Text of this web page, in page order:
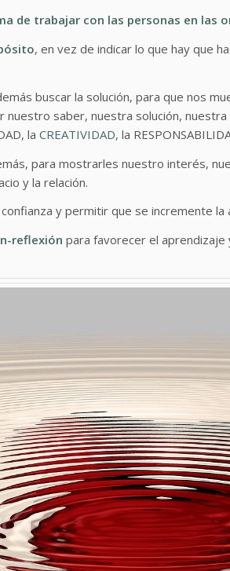
de trabajar con las personas en las
, en vez de indicar lo que hay que
buscar la solución, para que nos
nuestro saber, nuestra solución, nuestra
la CREATIVIDAD, la
para mostrarles nuestro interés,
y la relación.
y permitir que se incremente
reflexión para favorecer el